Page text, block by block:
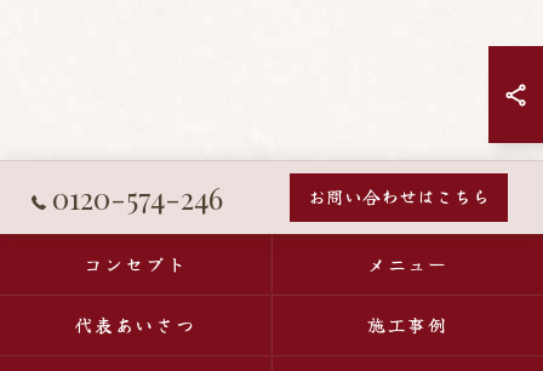
0120-574-246 お問い合わせはこちら
コンセプト メニュー
代表あいさつ 施工事例